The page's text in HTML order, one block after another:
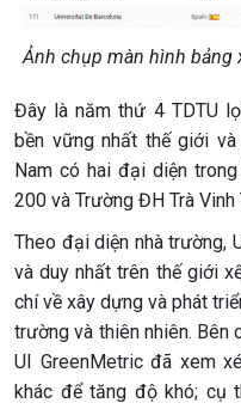
Ảnh chụp màn hình bảng
Đây là năm thứ 4 TDTU
bền vững nhất thế giới
Nam có hai đại diện
200 và Trường ĐH Trà Vinh
Theo đại diện nhà trường,
và duy nhất trên thế giới
chí về xây dựng và phát
trường và thiên nhiên. Bên
UI GreenMetric đã xem
khác để tăng độ khó; cụ